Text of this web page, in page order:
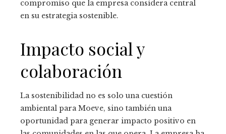
compromiso que la empresa considera central
en su estrategia sostenible.
Impacto social y
colaboración
La sostenibilidad no es solo una cuestión
ambiental para Moeve, sino también una
oportunidad para generar impacto positivo en